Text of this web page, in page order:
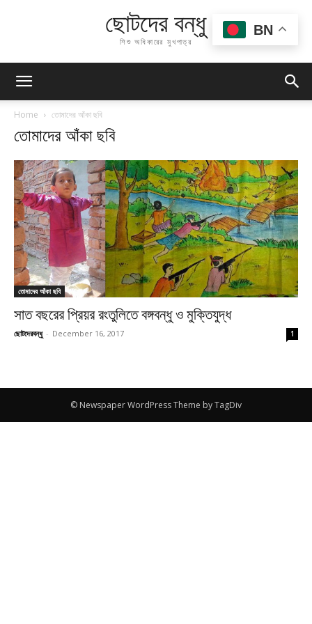
ছোটদের বন্ধু
শিশু অধিকারের মুখপাত্র
Home তোমাদের আঁকা ছবি
তোমাদের আঁকা ছবি
তোমাদের আঁকা ছবি
সাত বছরের প্রিয়র রংতুলিতে বঙ্গবন্ধু ও মুক্তিযুদ্ধ
ছোটদেরবন্ধু - December 16, 2017 1
© Newspaper WordPress Theme by TagDiv
BN